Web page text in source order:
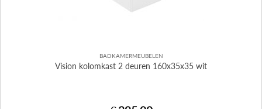
BADKAMERMEUBELEN
Vision kolomkast 2 deuren 160x35x35 wit